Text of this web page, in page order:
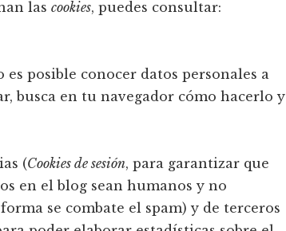
las cookies, puedes consultar:
posible conocer datos personales a
busca en tu navegador cómo hacerlo y
(Cookies de sesión, para garantizar que
en el blog sean humanos y no
se combate el spam) y de terceros